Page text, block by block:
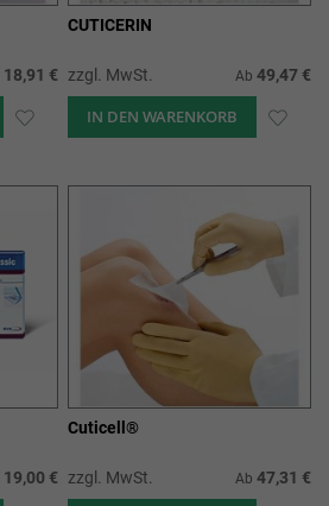
18,91 €
ZUR
CUTICERIN
zzgl. MwSt. Ab 49,47 €
IN DEN WARENKORB ZUR
19,00 €
Cuticell®
zzgl. MwSt. Ab 47,31 €